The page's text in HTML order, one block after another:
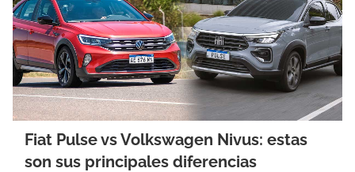
Fiat Pulse vs Volkswagen Nivus: estas
son sus principales diferencias